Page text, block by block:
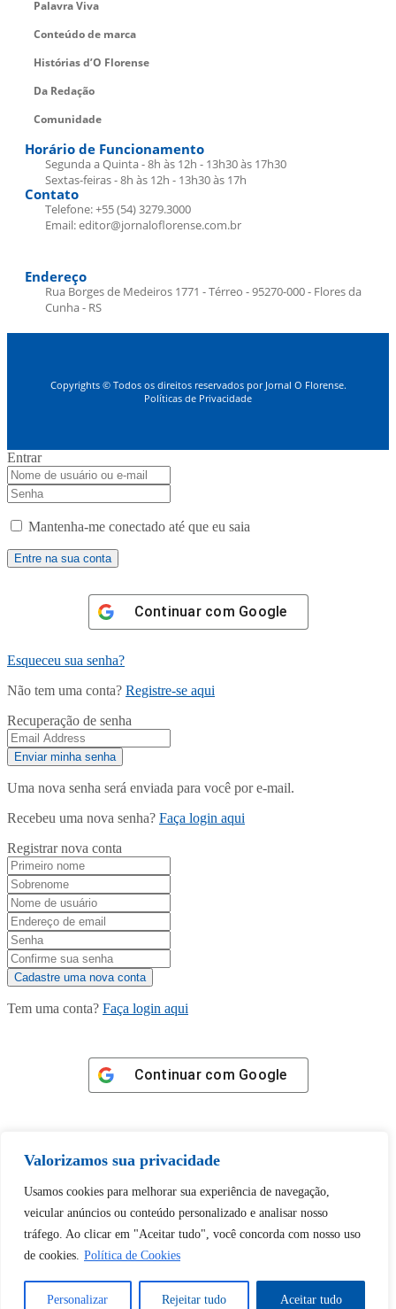
Valorizamos sua privacidade
Usamos cookies para melhorar sua experiência de navegação,
veicular anúncios ou conteúdo personalizado e analisar nosso
tráfego. Ao clicar em "Aceitar tudo", você concorda com nosso uso
de cookies. Política de Cookies
Personalizar Rejeitar tudo Aceitar tudo
Palavra Viva
Conteúdo de marca
Histórias d’O Florense
Da Redação
Comunidade
Horário de Funcionamento
Segunda a Quinta - 8h às 12h - 13h30 às 17h30
Sextas-feiras - 8h às 12h - 13h30 às 17h
Contato
Telefone: +55 (54) 3279.3000
Email: editor@jornaloflorense.com.br
Endereço
Rua Borges de Medeiros 1771 - Térreo - 95270-000 - Flores da
Cunha - RS
Copyrights © Todos os direitos reservados por Jornal O Florense.
Políticas de Privacidade
Entrar
Mantenha-me conectado até que eu saia
Continuar com Google
Esqueceu sua senha?
Não tem uma conta? Registre-se aqui
Recuperação de senha
Uma nova senha será enviada para você por e-mail.
Recebeu uma nova senha? Faça login aqui
Registrar nova conta
Tem uma conta? Faça login aqui
Continuar com Google
Tem certeza de que deseja
desbloquear esta publicação?